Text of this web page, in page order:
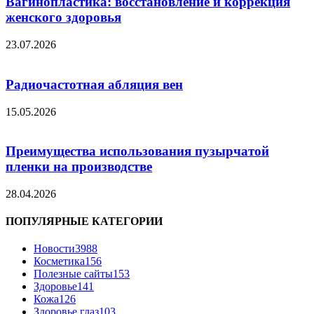
женского здоровья
23.07.2026
Радиочастотная абляция вен
15.05.2026
Преимущества использования пузырчатой
пленки на производстве
28.04.2026
ПОПУЛЯРНЫЕ КАТЕГОРИИ
Новости3988
Косметика156
Полезные сайты153
Здоровье141
Кожа126